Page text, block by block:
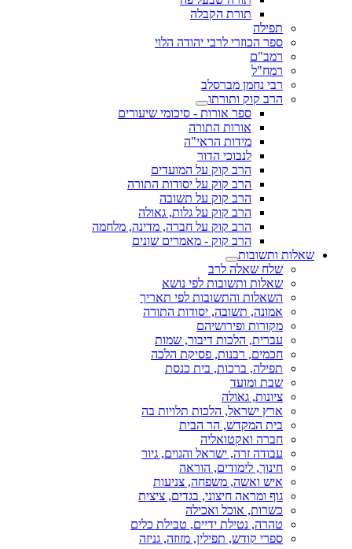
תורת הקבלה
תפילה
ספר הכוזרי לרבי יהודה הלוי
רמב"ם
רמח"ל
רבי נחמן מברסלב
הרב קוק ותורתו
ספר אורות - סיכומי שיעורים
אורות התורה
מידות הראי"ה
לנבוכי הדור
הרב קוק על המועדים
הרב קוק על יסודות התורה
הרב קוק על תשובה
הרב קוק על גלות, גאולה
הרב קוק על חברה, מדינה, מלחמה
הרב קוק - מאמרים שונים
שאלות ותשובות
שלח שאלה לרב
שאלות ותשובות לפי נושא
השאלות והתשובות לפי תאריך
אמונה, תשובה, יסודות התורה
מקורות ופירושיהם
עברית, הלכות דיבור, שמות
חכמים, רבנות, פסיקת הלכה
תפילה, ברכות, בית כנסת
שבת ומועד
ציונות, גאולה
ארץ ישראל, הלכות תלויות בה
בית המקדש, הר הבית
חברה ואקטואליה
עבודה זרה, ישראל והגוים, גיור
חינוך, לימודים, הוראה
איש ואשה, משפחה, צניעות
גוף ומראה חיצוני, בגדים, ציצית
כשרות, אוכל ואכילה
טהרה, נטילת ידיים, טבילת כלים
ספרי קודש, תפילין, מזוזה, גניזה